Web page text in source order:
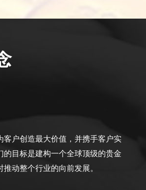
客户创造最大价值，并携手客户实
的目标是建构一个全球顶级的贵金
推动整个行业的向前发展。